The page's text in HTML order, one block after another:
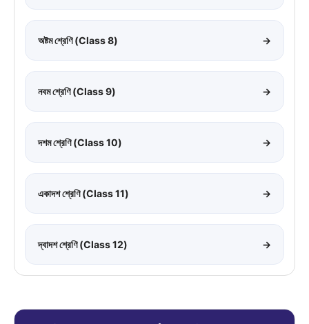
অষ্টম শ্রেণি (Class 8) →
নবম শ্রেণি (Class 9) →
দশম শ্রেণি (Class 10) →
একাদশ শ্রেণি (Class 11) →
দ্বাদশ শ্রেণি (Class 12) →